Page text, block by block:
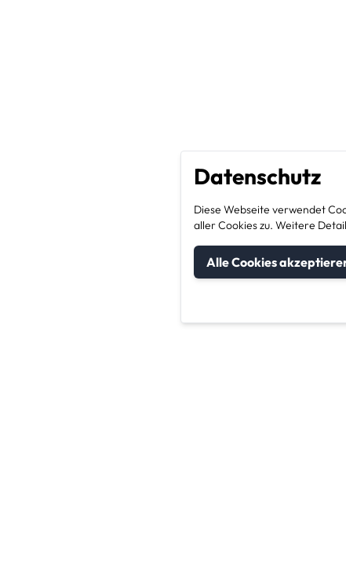
Datenschutz
Diese Webseite verwendet
aller Cookies zu. Weitere
Alle Cookies